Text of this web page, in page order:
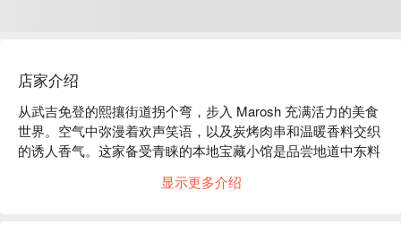
店家介绍
从武吉免登的熙攘街道拐个弯，步入 Marosh 充满活力的美食
世界。空气中弥漫着欢声笑语，以及炭烤肉串和温暖香料交织
的诱人香气。这家备受青睐的本地宝藏小馆是品尝地道中东料
城市的活力在眼前展开，准备好在吉隆坡市中心，迎接一场纯
显示更多介绍